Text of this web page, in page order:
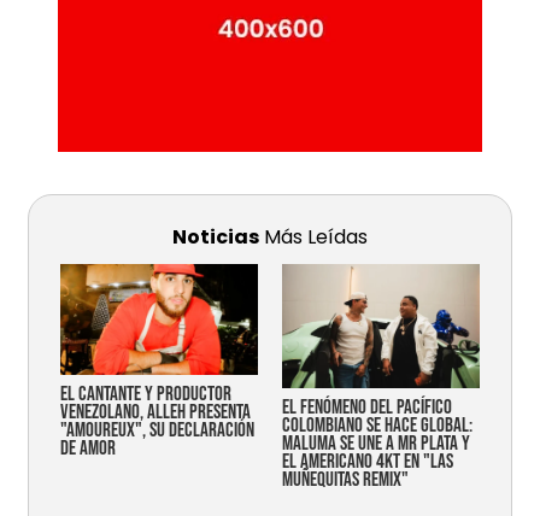
Noticias Más Leídas
EL CANTANTE Y PRODUCTOR
VENEZOLANO, ALLEH PRESENTA
"AMOUREUX", SU DECLARACIÓN
DE AMOR
EL FENÓMENO DEL PACÍFICO
COLOMBIANO SE HACE GLOBAL:
MALUMA SE UNE A MR PLATA Y
EL AMERICANO 4KT EN "LAS
MUÑEQUITAS REMIX"